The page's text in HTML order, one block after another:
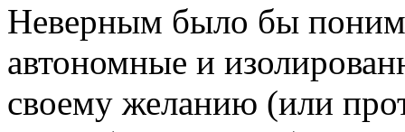
Неверным было бы
автономные и
своему желанию (или